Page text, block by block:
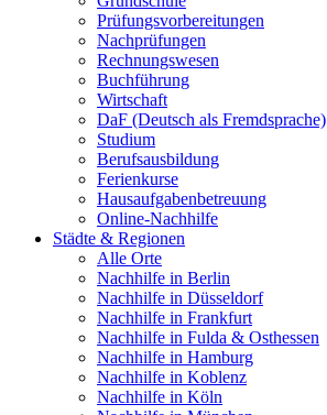
Prüfungsvorbereitungen
Nachprüfungen
Rechnungswesen
Buchführung
Wirtschaft
DaF (Deutsch als Fremdsprache)
Studium
Berufsausbildung
Ferienkurse
Hausaufgabenbetreuung
Online-Nachhilfe
Städte & Regionen
Alle Orte
Nachhilfe in Berlin
Nachhilfe in Düsseldorf
Nachhilfe in Frankfurt
Nachhilfe in Fulda & Osthessen
Nachhilfe in Hamburg
Nachhilfe in Koblenz
Nachhilfe in Köln